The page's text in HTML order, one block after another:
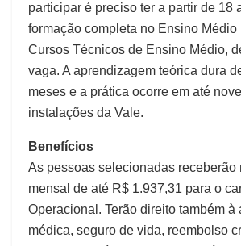
participar é preciso ter a partir de 18
formação completa no Ensino
Cursos Técnicos de Ensino Médio,
vaga. A aprendizagem teórica dura
meses e a prática ocorre em até
instalações da Vale.
Benefícios
As pessoas selecionadas receberão
mensal de até R$ 1.937,31 para o
Operacional. Terão direito também à
médica, seguro de vida, reembolso